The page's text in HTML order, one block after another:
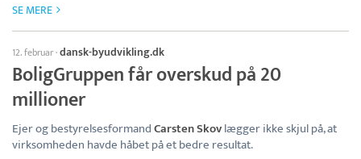
SE MERE
12. februar·dansk-byudvikling.dk
BoligGruppen får overskud på 20
millioner
Ejer og bestyrelsesformandCarsten Skovlægger ikke skjul på, at
virksomheden havde håbet på et bedre resultat.